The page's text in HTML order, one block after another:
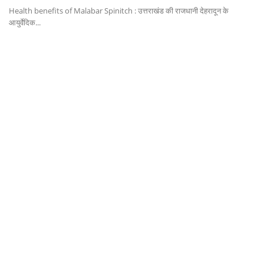
Health benefits of Malabar Spinitch : उत्तराखंड की राजधानी देहरादून के
आयुर्वेदिक...